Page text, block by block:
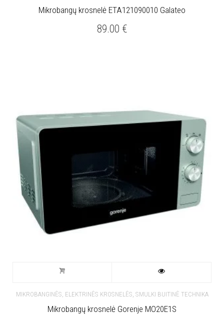
Mikrobangų krosnelė ETA121090010 Galateo
89.00 €
MIKROBANGINĖS, ELEKTRINĖS KROSNELĖS, SMULKI BUITINĖ TECHNIKA
Mikrobangų krosnelė Gorenje MO20E1S